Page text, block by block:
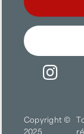
Copyright ©
2025